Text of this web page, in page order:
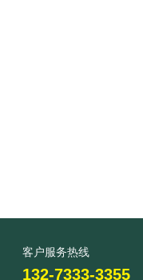
客户服务热线
132-7333-3355